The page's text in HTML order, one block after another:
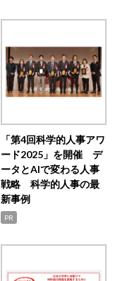
「第4回科学的人事アワ
ード2025」を開催 デ
ータとAIで変わる人事
戦略 科学的人事の最
新事例
PR